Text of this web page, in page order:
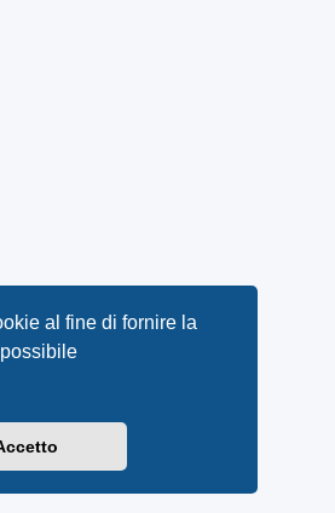
al fine di fornire la